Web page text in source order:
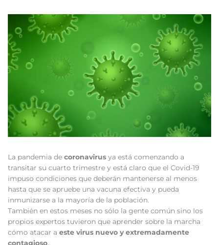
La pandemia de coronavirus ya está comenzando a
transitar su cuarto trimestre y está claro que el Covid-19
impuso condiciones que deberán mantenerse al menos
hasta que se apruebe una vacuna efectiva y pueda
inmunizarse a la mayoría de la población.
También en estos meses no sólo la gente común sino los
propios expertos tuvieron que aprender sobre la marcha
cómo atacar a este virus nuevo y extremadamente
contagioso.